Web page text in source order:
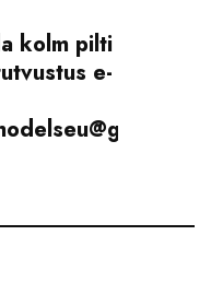
kolm pilti
e-